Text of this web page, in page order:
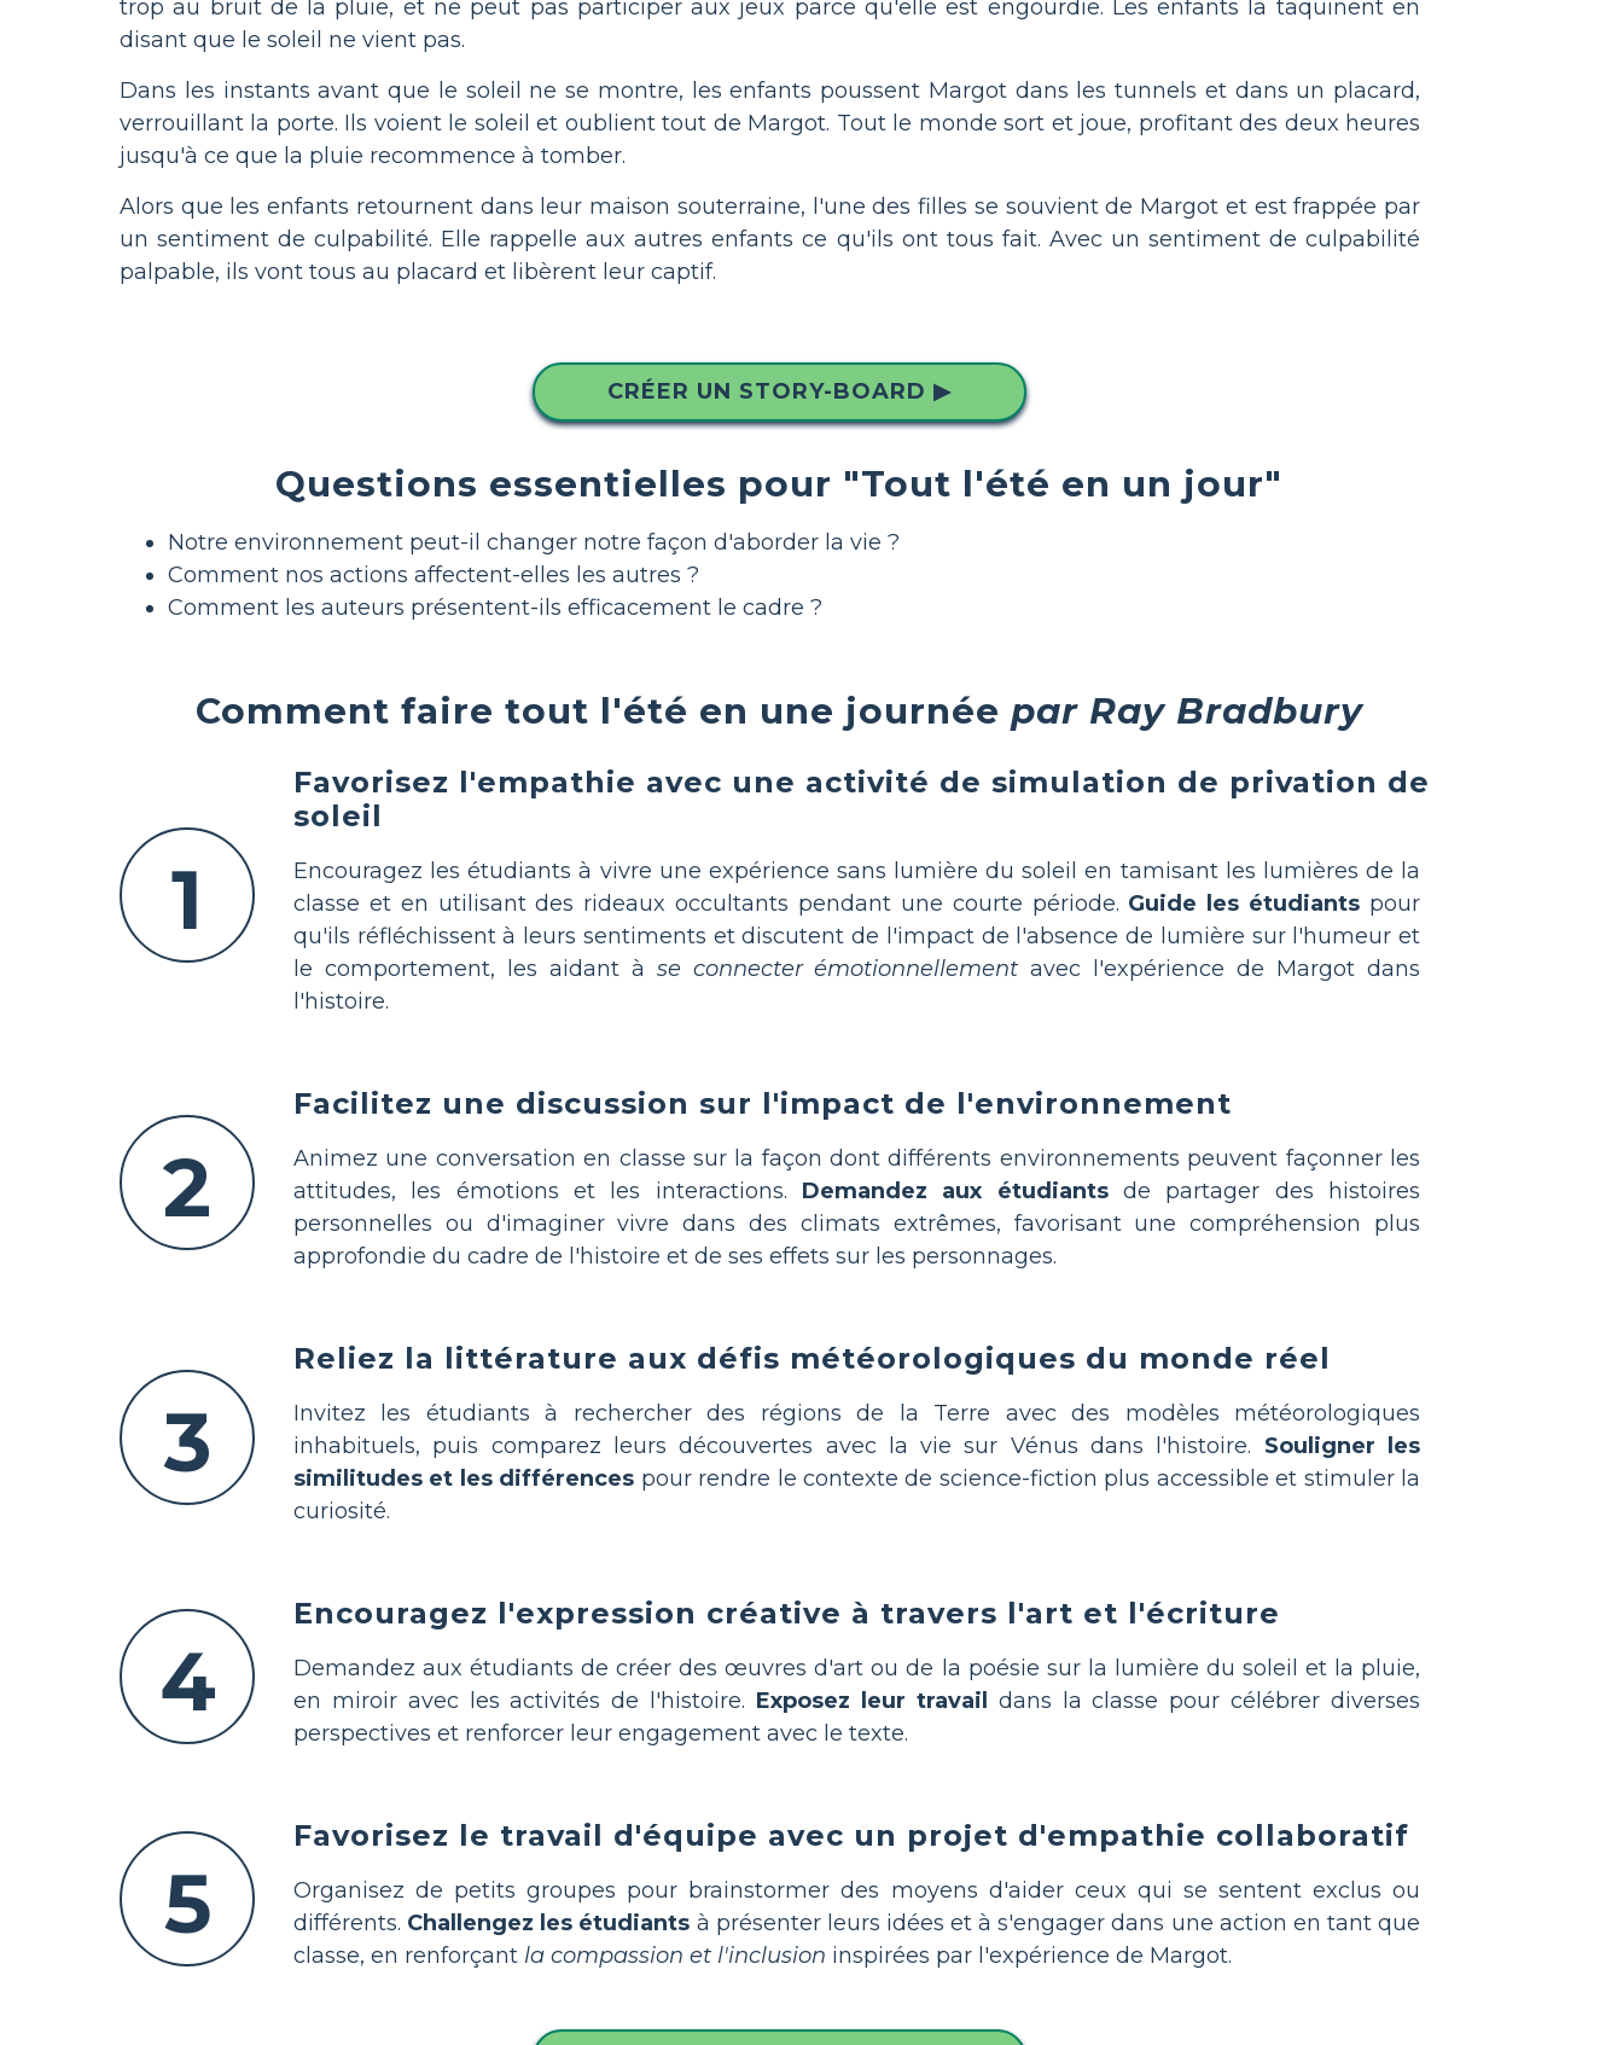
trop au bruit de la pluie, et ne peut pas participer aux jeux parce qu'elle est engourdie. Les enfants la taquinent en
disant que le soleil ne vient pas.
Dans les instants avant que le soleil ne se montre, les enfants poussent Margot dans les tunnels et dans un placard,
verrouillant la porte. Ils voient le soleil et oublient tout de Margot. Tout le monde sort et joue, profitant des deux heures
jusqu'à ce que la pluie recommence à tomber.
Alors que les enfants retournent dans leur maison souterraine, l'une des filles se souvient de Margot et est frappée par
un sentiment de culpabilité. Elle rappelle aux autres enfants ce qu'ils ont tous fait. Avec un sentiment de culpabilité
palpable, ils vont tous au placard et libèrent leur captif.
CRÉER UN STORY-BOARD ▶
Questions essentielles pour "Tout l'été en un jour"
Notre environnement peut-il changer notre façon d'aborder la vie ?
Comment nos actions affectent-elles les autres ?
Comment les auteurs présentent-ils efficacement le cadre ?
Comment faire tout l'été en une journée par Ray Bradbury
1
Favorisez l'empathie avec une activité de simulation de privation de
soleil
Encouragez les étudiants à vivre une expérience sans lumière du soleil en tamisant les lumières de la
classe et en utilisant des rideaux occultants pendant une courte période. Guide les étudiants pour
qu'ils réfléchissent à leurs sentiments et discutent de l'impact de l'absence de lumière sur l'humeur et
le comportement, les aidant à se connecter émotionnellement avec l'expérience de Margot dans
l'histoire.
2
Facilitez une discussion sur l'impact de l'environnement
Animez une conversation en classe sur la façon dont différents environnements peuvent façonner les
attitudes, les émotions et les interactions. Demandez aux étudiantsde partager des histoires
personnelles ou d'imaginer vivre dans des climats extrêmes, favorisant une compréhension plus
approfondie du cadre de l'histoire et de ses effets sur les personnages.
3
Reliez la littérature aux défis météorologiques du monde réel
Invitez les étudiants à rechercher des régions de la Terre avec des modèles météorologiques
inhabituels, puis comparez leurs découvertes avec la vie sur Vénus dans l'histoire. Souligner les
similitudes et les différences pour rendre le contexte de science-fiction plus accessible et stimuler la
curiosité.
4
Encouragez l'expression créative à travers l'art et l'écriture
Demandez aux étudiants de créer des œuvres d'art ou de la poésie sur la lumière du soleil et la pluie,
en miroir avec les activités de l'histoire. Exposez leur travail
dans la classe pour célébrer diverses
perspectives et renforcer leur engagement avec le texte.
5
Favorisez le travail d'équipe avec un projet d'empathie collaboratif
Organisez de petits groupes pour brainstormer des moyens d'aider ceux qui se sentent exclus ou
différents. Challengez les étudiants à présenter leurs idées et à s'engager dans une action en tant que
classe, en renforçant la compassion et l'inclusion inspirées par l'expérience de Margot.